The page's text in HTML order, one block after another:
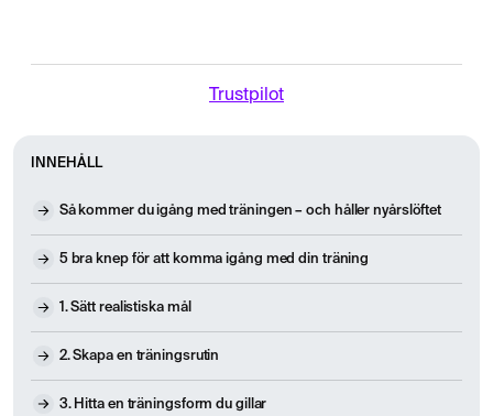
Trustpilot
INNEHÅLL
Så kommer du igång med träningen – och håller nyårslöftet
5 bra knep för att komma igång med din träning
1. Sätt realistiska mål
2. Skapa en träningsrutin
3. Hitta en träningsform du gillar